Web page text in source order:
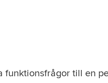
funktionsfrågor till en